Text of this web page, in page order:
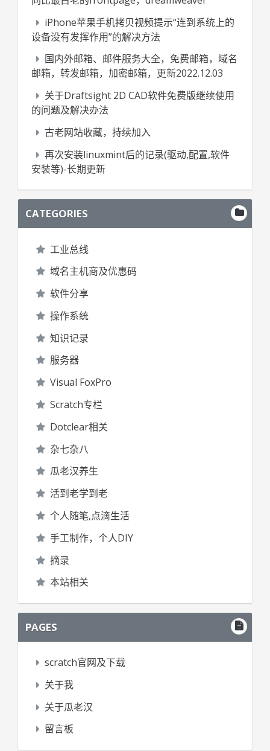
iPhone苹果手机拷贝视频提示“连到系统上的
设备没有发挥作用”的解决方法
国内外邮箱、邮件服务大全，免费邮箱，域名
邮箱，转发邮箱，加密邮箱，更新2022.12.03
关于Draftsight 2D CAD软件免费版继续使用
的问题及解决办法
古老网站收藏，持续加入
再次安装linuxmint后的记录(驱动,配置,软件
安装等)-长期更新
CATEGORIES
工业总线
域名主机商及优惠码
软件分享
操作系统
知识记录
服务器
Visual FoxPro
Scratch专栏
Dotclear相关
杂七杂八
瓜老汉养生
活到老学到老
个人随笔,点滴生活
手工制作，个人DIY
摘录
本站相关
PAGES
scratch官网及下载
关于我
关于瓜老汉
留言板